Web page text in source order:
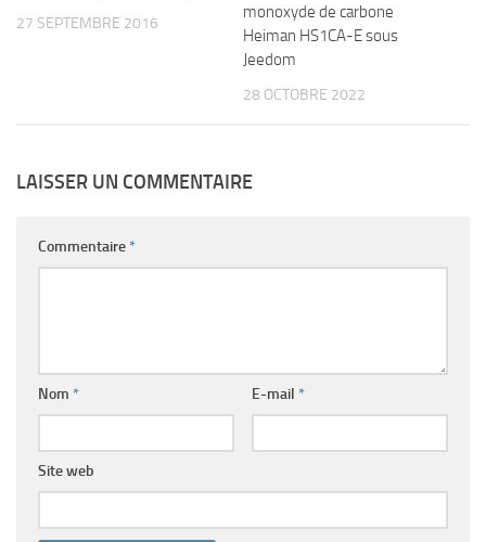
27 SEPTEMBRE 2016
monoxyde de carbone
Heiman HS1CA-E sous
Jeedom
28 OCTOBRE 2022
LAISSER UN COMMENTAIRE
Commentaire*
Nom * E-mail *
Site web